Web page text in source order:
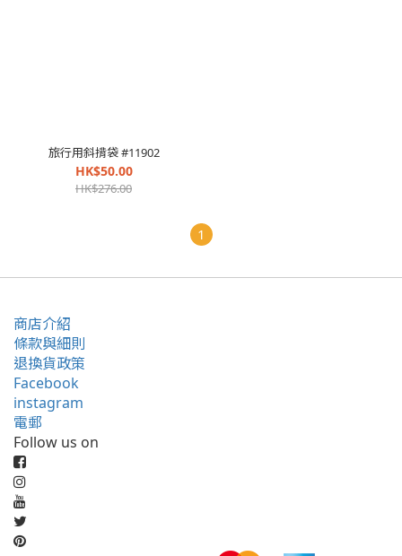
旅行用斜揹袋 #11902
HK$50.00
HK$276.00
1
商店介紹
條款與細則
退換貨政策
Facebook
instagram
電郵
Follow us on